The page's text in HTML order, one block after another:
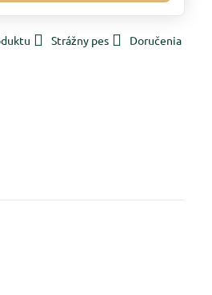
Strážny pes Doručenia